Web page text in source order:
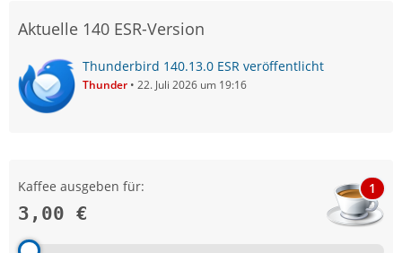
Aktuelle 140 ESR-Version
Thunderbird 140.13.0 ESR veröffentlicht
Thunder 22. Juli 2026 um 19:16
Kaffee ausgeben für:
3,00 €
1